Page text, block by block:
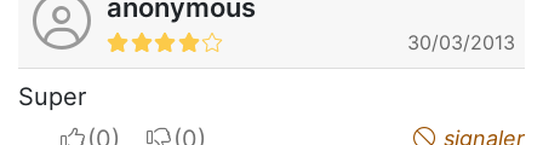
anonymous
30/03/2013
Super
I apreciateI do not appreciate signaler